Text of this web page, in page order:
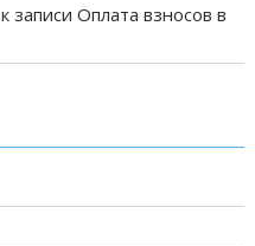
к записиОплата взносов в